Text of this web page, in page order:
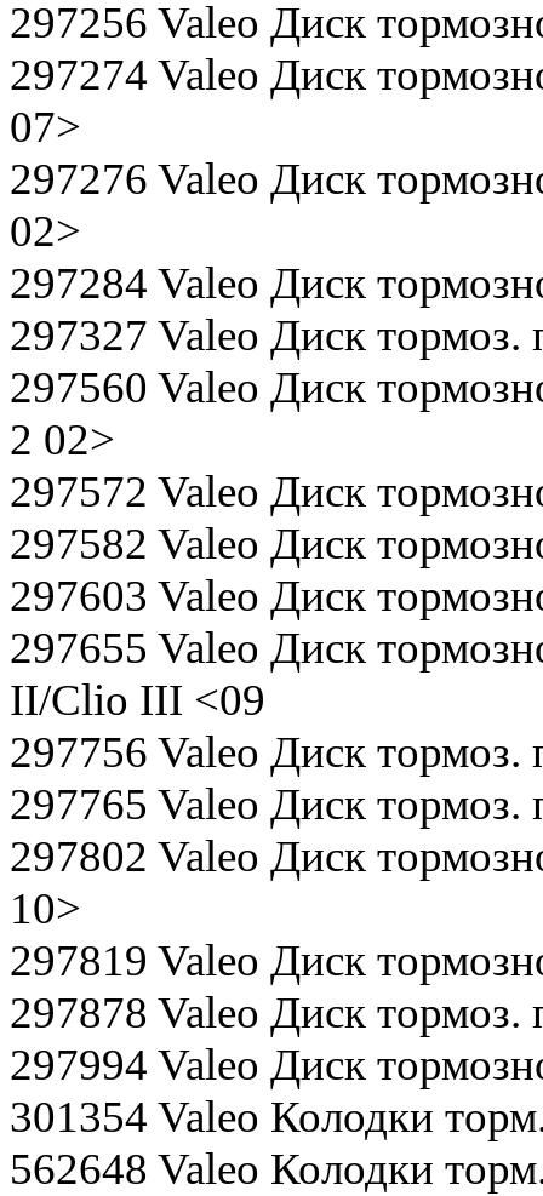
297256 Valeo Диск
297274 Valeo Диск
07>
297276 Valeo Диск
02>
297284 Valeo Диск
297327 Valeo Диск тормоз.
297560 Valeo Диск
2 02>
297572 Valeo Диск
297582 Valeo Диск
297603 Valeo Диск
297655 Valeo Диск
II/Clio III <09
297756 Valeo Диск тормоз.
297765 Valeo Диск тормоз.
297802 Valeo Диск
10>
297819 Valeo Диск
297878 Valeo Диск тормоз.
297994 Valeo Диск
301354 Valeo Колодки
562648 Valeo Колодки